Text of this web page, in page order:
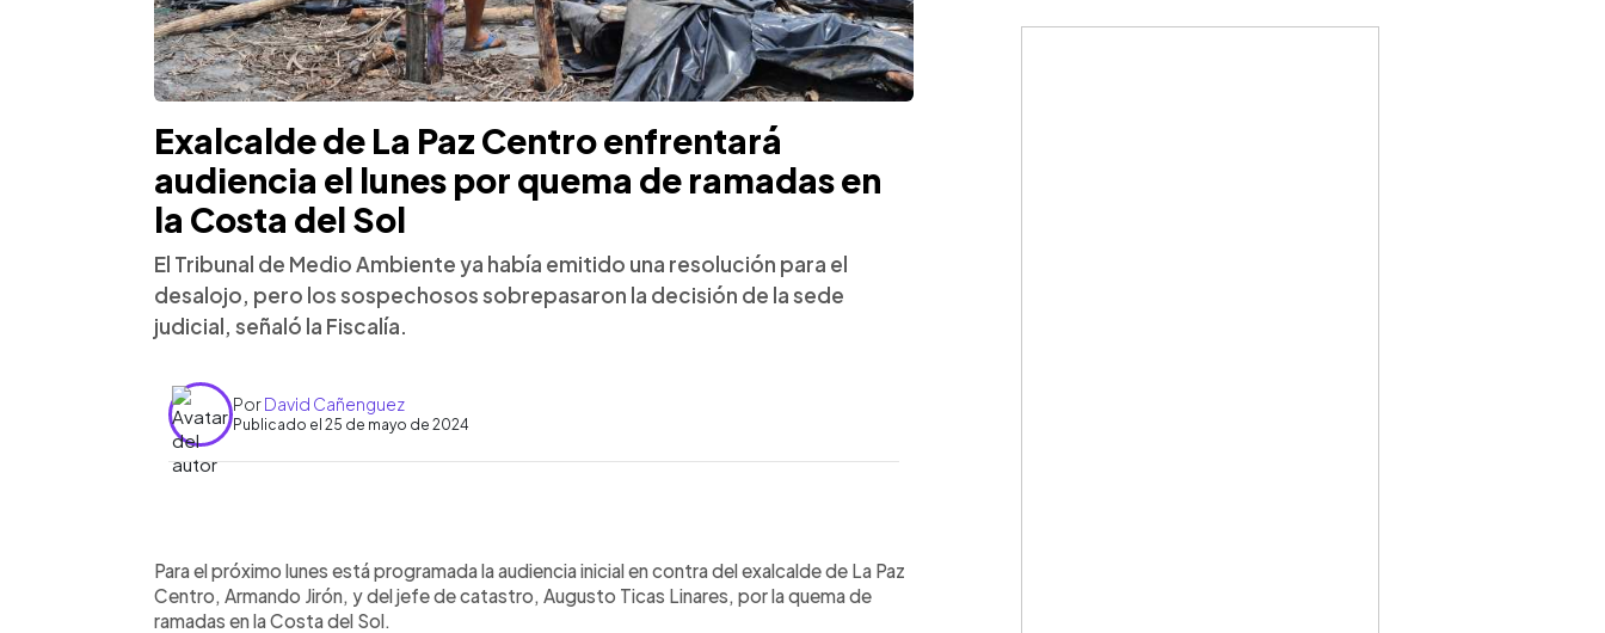
Exalcalde de La Paz Centro enfrentará
audiencia el lunes por quema de ramadas en
la Costa del Sol
El Tribunal de Medio Ambiente ya había emitido una resolución para el
desalojo, pero los sospechosos sobrepasaron la decisión de la sede
judicial, señaló la Fiscalía.
PorDavid Cañenguez
Publicado el 25 de mayo de 2024
► Escuchar artículo
Para el próximo lunes está programada la audiencia inicial en contra del exalcalde de La Paz
Centro, Armando Jirón, y del jefe de catastro, Augusto Ticas Linares, por la quema de
ramadas en la Costa del Sol.